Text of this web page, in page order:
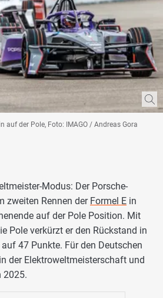
auf der Pole, Foto: IMAGO / Andreas Gora
Modus: Der Porsche-
zweiten Rennen der Formel E in
auf der Pole Position. Mit
Pole verkürzt er den Rückstand in
47 Punkte. Für den Deutschen
der Elektroweltmeisterschaft und
2025.